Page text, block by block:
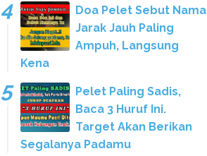
Doa Pelet Sebut Nama
Jarak Jauh Paling
Ampuh, Langsung
Kena
Pelet Paling Sadis,
Baca 3 Huruf Ini.
Target Akan Berikan
Segalanya Padamu